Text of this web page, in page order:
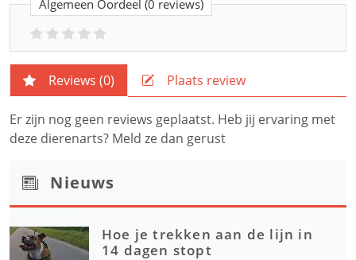
Algemeen Oordeel (0 reviews)
Reviews (0) Plaats review
Er zijn nog geen reviews geplaatst. Heb jij ervaring met
deze dierenarts? Meld ze dan gerust
Nieuws
Hoe je trekken aan de lijn in
14 dagen stopt